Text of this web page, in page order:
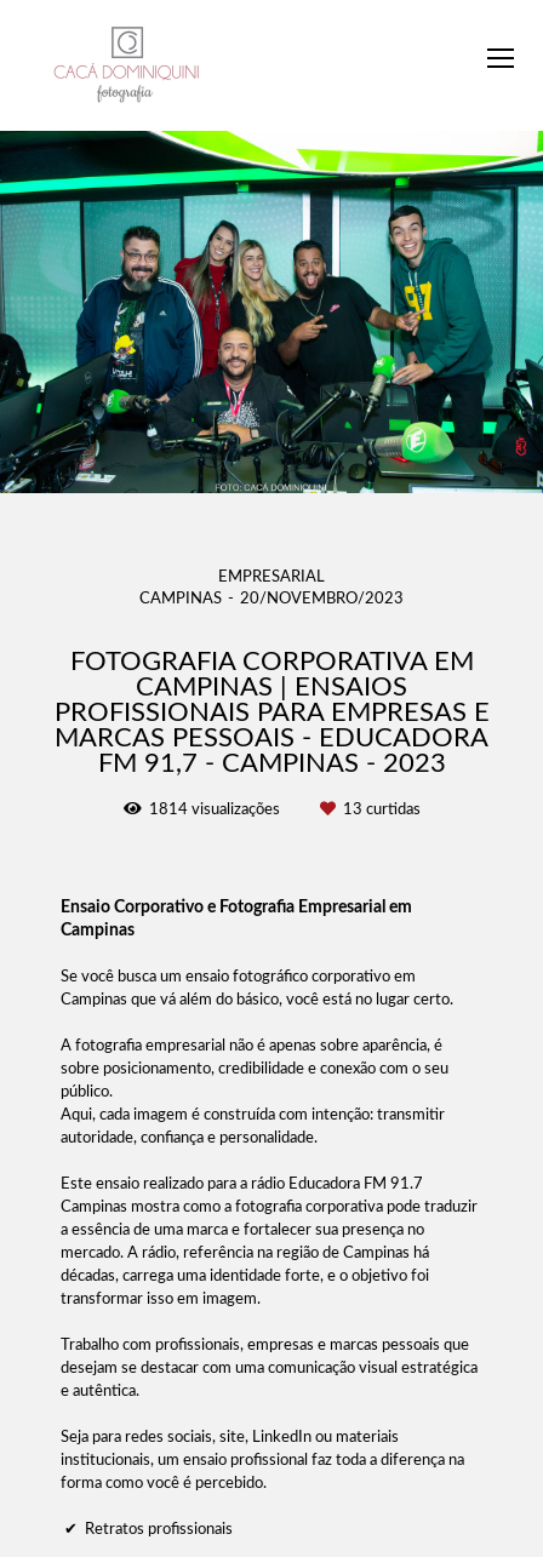
EMPRESARIAL
CAMPINAS
20/NOVEMBRO/2023
FOTOGRAFIA CORPORATIVA EM
CAMPINAS | ENSAIOS
PROFISSIONAIS PARA EMPRESAS E
MARCAS PESSOAIS - EDUCADORA
FM 91,7 - CAMPINAS - 2023
1814visualizações 13 curtidas
Ensaio Corporativo e Fotografia Empresarial em
Campinas
Se você busca um ensaio fotográfico corporativo em
Campinas que vá além do básico, você está no lugar certo.
A fotografia empresarial não é apenas sobre aparência, é
sobre posicionamento, credibilidade e conexão com o seu
público.
Aqui, cada imagem é construída com intenção: transmitir
autoridade, confiança e personalidade.
Este ensaio realizado para a rádio Educadora FM 91.7
Campinas mostra como a fotografia corporativa pode traduzir
a essência de uma marca e fortalecer sua presença no
mercado. A rádio, referência na região de Campinas há
décadas, carrega uma identidade forte, e o objetivo foi
transformar isso em imagem.
Trabalho com profissionais, empresas e marcas pessoais que
desejam se destacar com uma comunicação visual estratégica
e autêntica.
Seja para redes sociais, site, LinkedIn ou materiais
institucionais, um ensaio profissional faz toda a diferença na
forma como você é percebido.
✔ Retratos profissionais